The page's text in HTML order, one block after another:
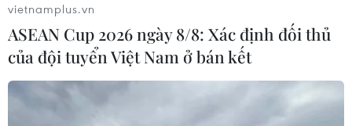
vietnamplus.vn
ASEAN Cup 2026 ngày 8/8: Xác định đối thủ
của đội tuyển Việt Nam ở bán kết